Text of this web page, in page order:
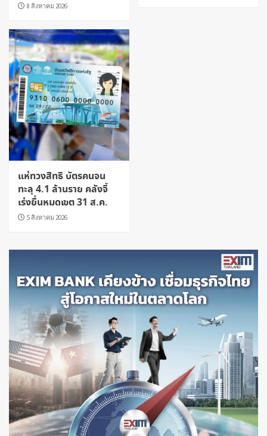
8 สิงหาคม 2026
แห่ทวงสิทธิ บัตรคนจน
ทะลุ 4.1 ล้านราย คลังจี้
เร่งยื่นหมดเขต 31 ส.ค.
5 สิงหาคม 2026